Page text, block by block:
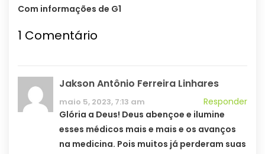
Com informações de G1
1 Comentário
Jakson Antônio Ferreira Linhares
maio 5, 2023, 7:13 am
Responder
Glória a Deus! Deus abençoe e ilumine
esses médicos mais e mais e os avanços
na medicina. Pois muitos já perderam suas